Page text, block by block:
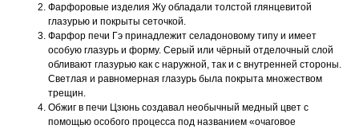
Фарфоровые изделия Жу обладали толстой глянцевитой
глазурью и покрыты сеточкой.
Фарфор печи Гэ принадлежит селадоновому типу и имеет
особую глазурь и форму. Серый или чёрный отделочный слой
обливают глазурью как с наружной, так и с внутренней стороны.
Светлая и равномерная глазурь была покрыта множеством
трещин.
Обжиг в печи Цзюнь создавал необычный медный цвет с
помощью особого процесса под названием «очаговое